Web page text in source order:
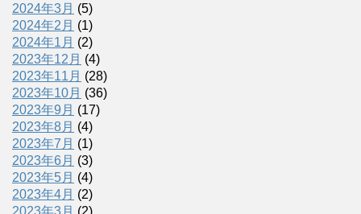
2024年3月 (5)
2024年2月 (1)
2024年1月 (2)
2023年12月 (4)
2023年11月 (28)
2023年10月 (36)
2023年9月 (17)
2023年8月 (4)
2023年7月 (1)
2023年6月 (3)
2023年5月 (4)
2023年4月 (2)
2023年3月 (2)